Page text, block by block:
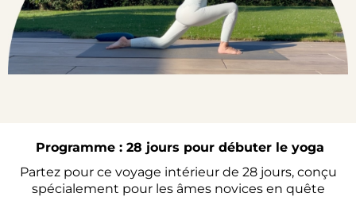
Programme : 28 jours pour débuter le yoga
Partez pour ce voyage intérieur de 28 jours, conçu
spécialement pour les âmes novices en quête